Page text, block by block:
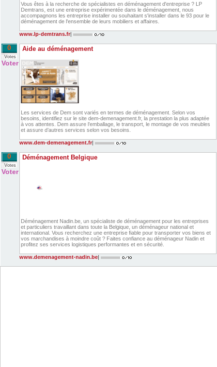
Vous êtes à la recherche de spécialistes en déménagement d'entreprise ? LP
Demtrans, est une entreprise expérimentée dans le déménagement, nous
accompagnons les entreprise installer ou souhaitant s'installer dans le 93 pour le
déménagement de l'ensemble de leurs mobiliers et affaires.
www.lp-demtrans.fr|
0
Votes
Voter
Aide au déménagement
Les services de Dem sont variés en termes de déménagement. Selon vos
besoins, identifiez sur le site dem-demenagement.fr, la prestation la plus adaptée
à vos attentes. Dem assure l’emballage, le transport, le montage de vos meubles
et assure d’autres services selon vos besoins.
www.dem-demenagement.fr|
0
Votes
Voter
Déménagement Belgique
Déménagement Nadin.be, un spécialiste de déménagement pour les entreprises
et particuliers travaillant dans toute la Belgique, un déménageur national et
international. Vous recherchez une entreprise fiable pour transporter vos biens et
vos marchandises à moindre coût ? Faites confiance au déménageur Nadin et
profitez ses services logistiques performantes et en sécurité.
www.demenagement-nadin.be|